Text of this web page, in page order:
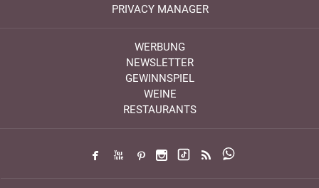
PRIVACY MANAGER
WERBUNG
NEWSLETTER
GEWINNSPIEL
WEINE
RESTAURANTS